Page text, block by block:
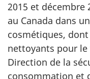
2015 et décembre
au Canada dans
cosmétiques,
nettoyants pour le
Direction de la
consommation et